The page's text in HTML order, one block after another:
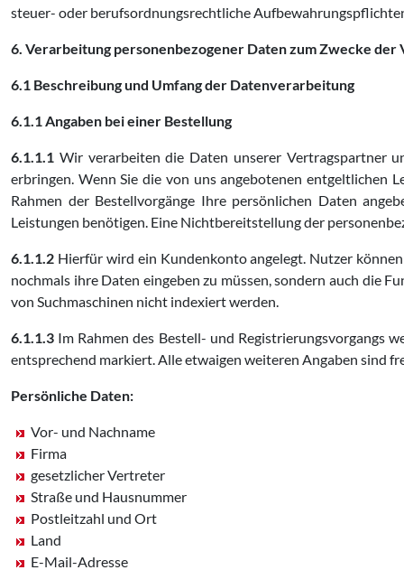
steuer- oder berufsordnungsrechtliche
6. Verarbeitung personenbezogener Daten zum Zwecke der
6.1 Beschreibung und Umfang der Datenverarbeitung
6.1.1 Angaben bei einer Bestellung
6.1.1.1 Wir verarbeiten die Daten unserer Vertragspartner
erbringen. Wenn Sie die von uns angebotenen entgeltlichen
Rahmen der Bestellvorgänge Ihre persönlichen Daten
Leistungen benötigen. Eine Nichtbereitstellung der
6.1.1.2 Hierfür wird ein Kundenkonto angelegt. Nutzer
nochmals ihre Daten eingeben zu müssen, sondern auch die
von Suchmaschinen nicht indexiert werden.
6.1.1.3 Im Rahmen des Bestell- und Registrierungsvorgangs
entsprechend markiert. Alle etwaigen weiteren Angaben sind
Persönliche Daten:
Vor- und Nachname
Firma
gesetzlicher Vertreter
Straße und Hausnummer
Postleitzahl und Ort
Land
E-Mail-Adresse